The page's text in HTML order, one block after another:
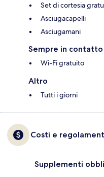
Set di cortesia
Asciugacapelli
Asciugamani
Sempre in contatto
Wi-Fi gratuito
Altro
Tutti i giorni
Costi e
Supplementi